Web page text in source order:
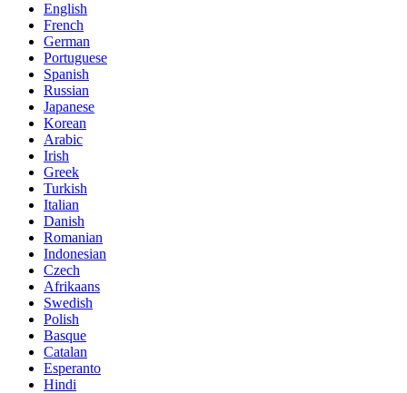
English
French
German
Portuguese
Spanish
Russian
Japanese
Korean
Arabic
Irish
Greek
Turkish
Italian
Danish
Romanian
Indonesian
Czech
Afrikaans
Swedish
Polish
Basque
Catalan
Esperanto
Hindi